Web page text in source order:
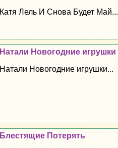
Катя Лель И Снова Будет Май...
Натали Новогодние игрушки
Натали Новогодние игрушки...
Блестящие Потерять